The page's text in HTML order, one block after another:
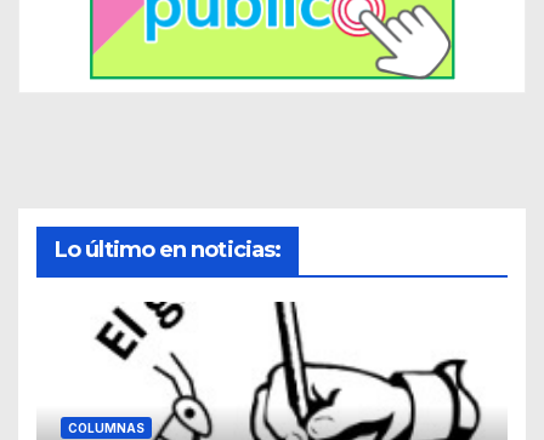
Lo último en noticias:
COLUMNAS